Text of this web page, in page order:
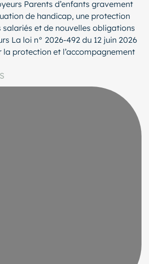
Parents d’enfants gravement
de handicap, une protection
salariés et de nouvelles obligations
La loi n° 2026-492 du 12 juin 2026
protection et l’accompagnement